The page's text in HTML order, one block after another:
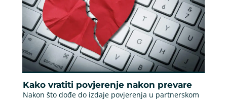
Kako vratiti povjerenje nakon prevare
Nakon što dođe do izdaje povjerenja u partnerskom